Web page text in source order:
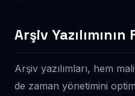
Arşiv
Arşiv yazılımları, hem
de zaman yönetimini